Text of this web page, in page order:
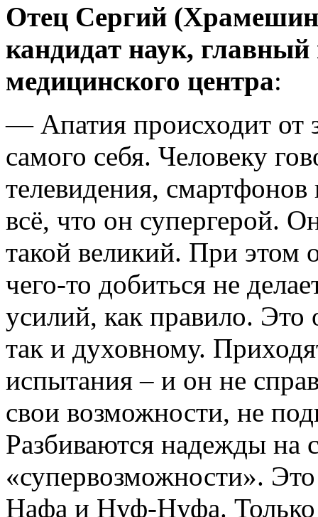
Отец Сергий
кандидат наук, главный
медицинского центра:
— Апатия происходит от
самого себя. Человеку
телевидения,
всё, что он супергерой.
такой великий. При этом
чего-то добиться не
усилий, как правило. Это
так и духовному.
испытания – и он не
свои возможности, не
Разбиваются надежды на
«супервозможности».
Нафа и Нуф-Нуфа. Только